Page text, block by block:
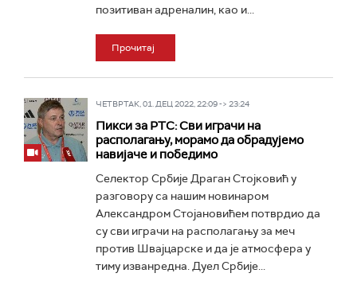
позитиван адреналин, као и...
Прочитај
ЧЕТВРТАК, 01. ДЕЦ 2022, 22:09 -> 23:24
Пикси за РТС: Сви играчи на
располагању, морамо да обрадујемо
навијаче и победимо
Селектор Србије Драган Стојковић у
разговору са нашим новинаром
Александром Стојановићем потврдио да
су сви играчи на располагању за меч
против Швајцарске и да је атмосфера у
тиму изванредна. Дуел Србије...